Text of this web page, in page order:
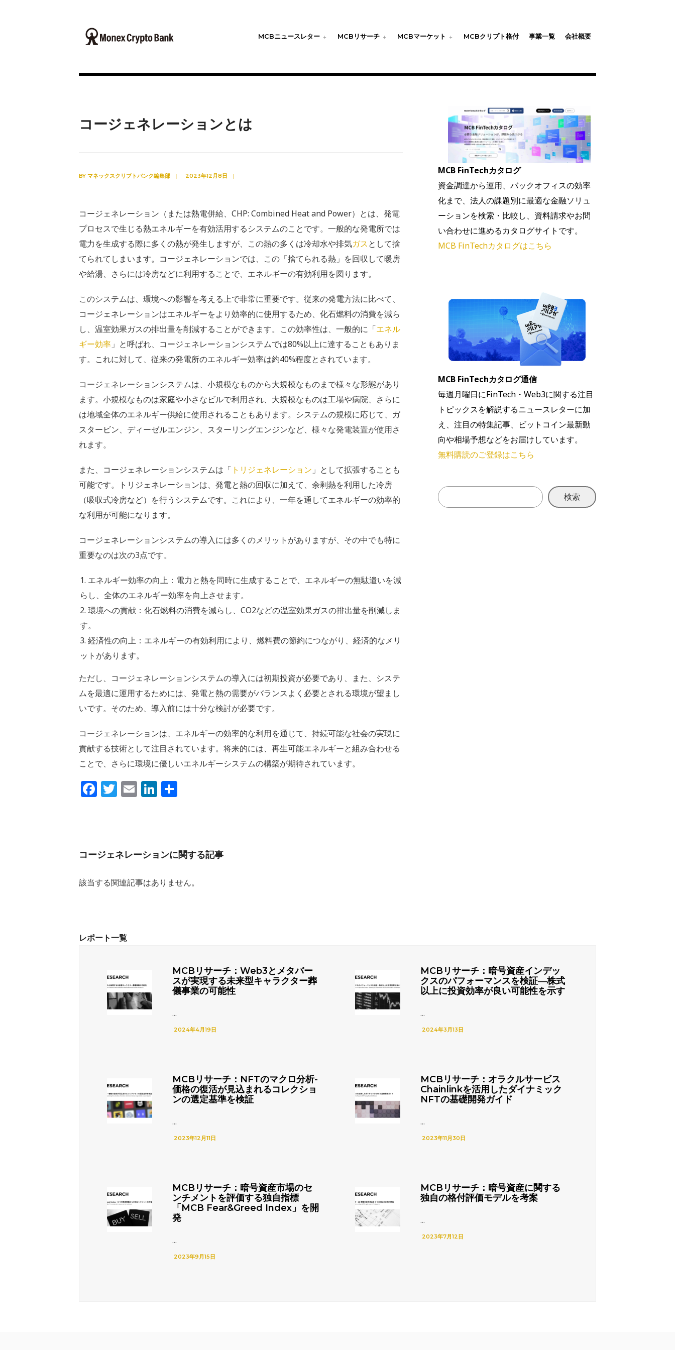
MCBニュースレター MCBリサーチ MCBマーケット MCBクリプト格付 事業一覧 会社概要
コージェネレーションとは
BY マネックスクリプトバンク編集部 | 2023年12月8日 |
コージェネレーション（または熱電併給、CHP: Combined Heat and Power）とは、発電
プロセスで生じる熱エネルギーを有効活用するシステムのことです。一般的な発電所では
電力を生成する際に多くの熱が発生しますが、この熱の多くは冷却水や排気ガスとして捨
てられてしまいます。コージェネレーションでは、この「捨てられる熱」を回収して暖房
や給湯、さらには冷房などに利用することで、エネルギーの有効利用を図ります。
このシステムは、環境への影響を考える上で非常に重要です。従来の発電方法に比べて、
コージェネレーションはエネルギーをより効率的に使用するため、化石燃料の消費を減ら
し、温室効果ガスの排出量を削減することができます。この効率性は、一般的に「エネル
ギー効率 」と呼ばれ、コージェネレーションシステムでは80%以上に達することもありま
す。これに対して、従来の発電所のエネルギー効率は約40%程度とされています。
コージェネレーションシステムは、小規模なものから大規模なものまで様々な形態があり
ます。小規模なものは家庭や小さなビルで利用され、大規模なものは工場や病院、さらに
は地域全体のエネルギー供給に使用されることもあります。システムの規模に応じて、ガ
スタービン、ディーゼルエンジン、スターリングエンジンなど、様々な発電装置が使用さ
れます。
また、コージェネレーションシステムは「 トリジェネレーション 」として拡張することも
可能です。トリジェネレーションは、発電と熱の回収に加えて、余剰熱を利用した冷房
（吸収式冷房など）を行うシステムです。これにより、一年を通してエネルギーの効率的
な利用が可能になります。
コージェネレーションシステムの導入には多くのメリットがありますが、その中でも特に
重要なのは次の3点です。
エネルギー効率の向上：電力と熱を同時に生成することで、エネルギーの無駄遣いを減
らし、全体のエネルギー効率を向上させます。
環境への貢献：化石燃料の消費を減らし、CO2などの温室効果ガスの排出量を削減しま
す。
経済性の向上：エネルギーの有効利用により、燃料費の節約につながり、経済的なメリ
ットがあります。
ただし、コージェネレーションシステムの導入には初期投資が必要であり、また、システ
ムを最適に運用するためには、発電と熱の需要がバランスよく必要とされる環境が望まし
いです。そのため、導入前には十分な検討が必要です。
コージェネレーションは、エネルギーの効率的な利用を通じて、持続可能な社会の実現に
貢献する技術として注目されています。将来的には、再生可能エネルギーと組み合わせる
ことで、さらに環境に優しいエネルギーシステムの構築が期待されています。
Facebook
Twitter
EmailLinkedIn
コージェネレーションに関する記事
該当する関連記事はありません。
MCB FinTechカタログ
資金調達から運用、バックオフィスの効率
化まで、法人の課題別に最適な金融ソリュ
ーションを検索・比較し、資料請求やお問
い合わせに進めるカタログサイトです。
MCB FinTechカタログはこちら
MCB FinTechカタログ通信
毎週月曜日にFinTech・Web3に関する注目
トピックスを解説するニュースレターに加
え、注目の特集記事、ビットコイン最新動
向や相場予想などをお届けしています。
無料購読のご登録はこちら
検索
MCBリサーチ：Web3とメタバー
スが実現する未来型キャラクター葬
儀事業の可能性
...
2024年4月19日
MCBリサーチ：暗号資産インデッ
クスのパフォーマンスを検証―株式
以上に投資効率が良い可能性を示す
...
2024年3月13日
MCBリサーチ：NFTのマクロ分析-
価格の復活が見込まれるコレクショ
ンの選定基準を検証
...
2023年12月11日
MCBリサーチ：オラクルサービス
Chainlinkを活用したダイナミック
NFTの基礎開発ガイド
...
2023年11月30日
MCBリサーチ：暗号資産市場のセ
ンチメントを評価する独自指標
「MCB Fear&Greed Index」を開
発
...
2023年9月15日
MCBリサーチ：暗号資産に関する
独自の格付評価モデルを考案
...
2023年7月12日